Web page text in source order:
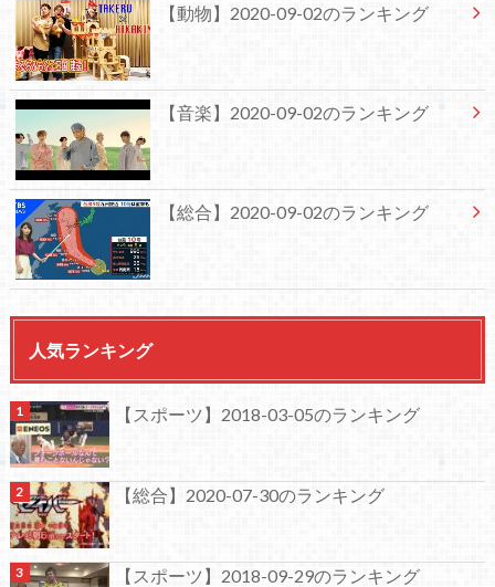
【動物】2020-09-02のランキング
【音楽】2020-09-02のランキング
【総合】2020-09-02のランキング
人気ランキング
【スポーツ】2018-03-05のランキング
【総合】2020-07-30のランキング
【スポーツ】2018-09-29のランキング